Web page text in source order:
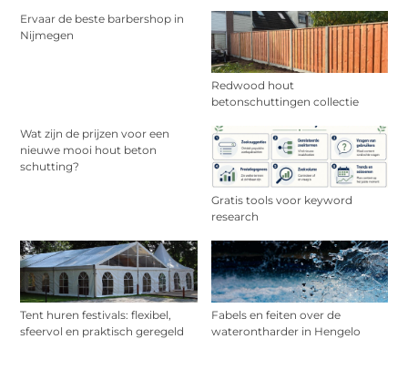
Ervaar de beste barbershop in
Nijmegen
Redwood hout
betonschuttingen collectie
Wat zijn de prijzen voor een
nieuwe mooi hout beton
schutting?
Gratis tools voor keyword
research
Tent huren festivals: flexibel,
sfeervol en praktisch geregeld
Fabels en feiten over de
waterontharder in Hengelo